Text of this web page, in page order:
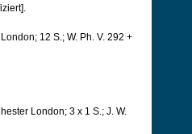
12 S.; W. Ph. V. 292 +
London; 3 x 1 S.; J. W.